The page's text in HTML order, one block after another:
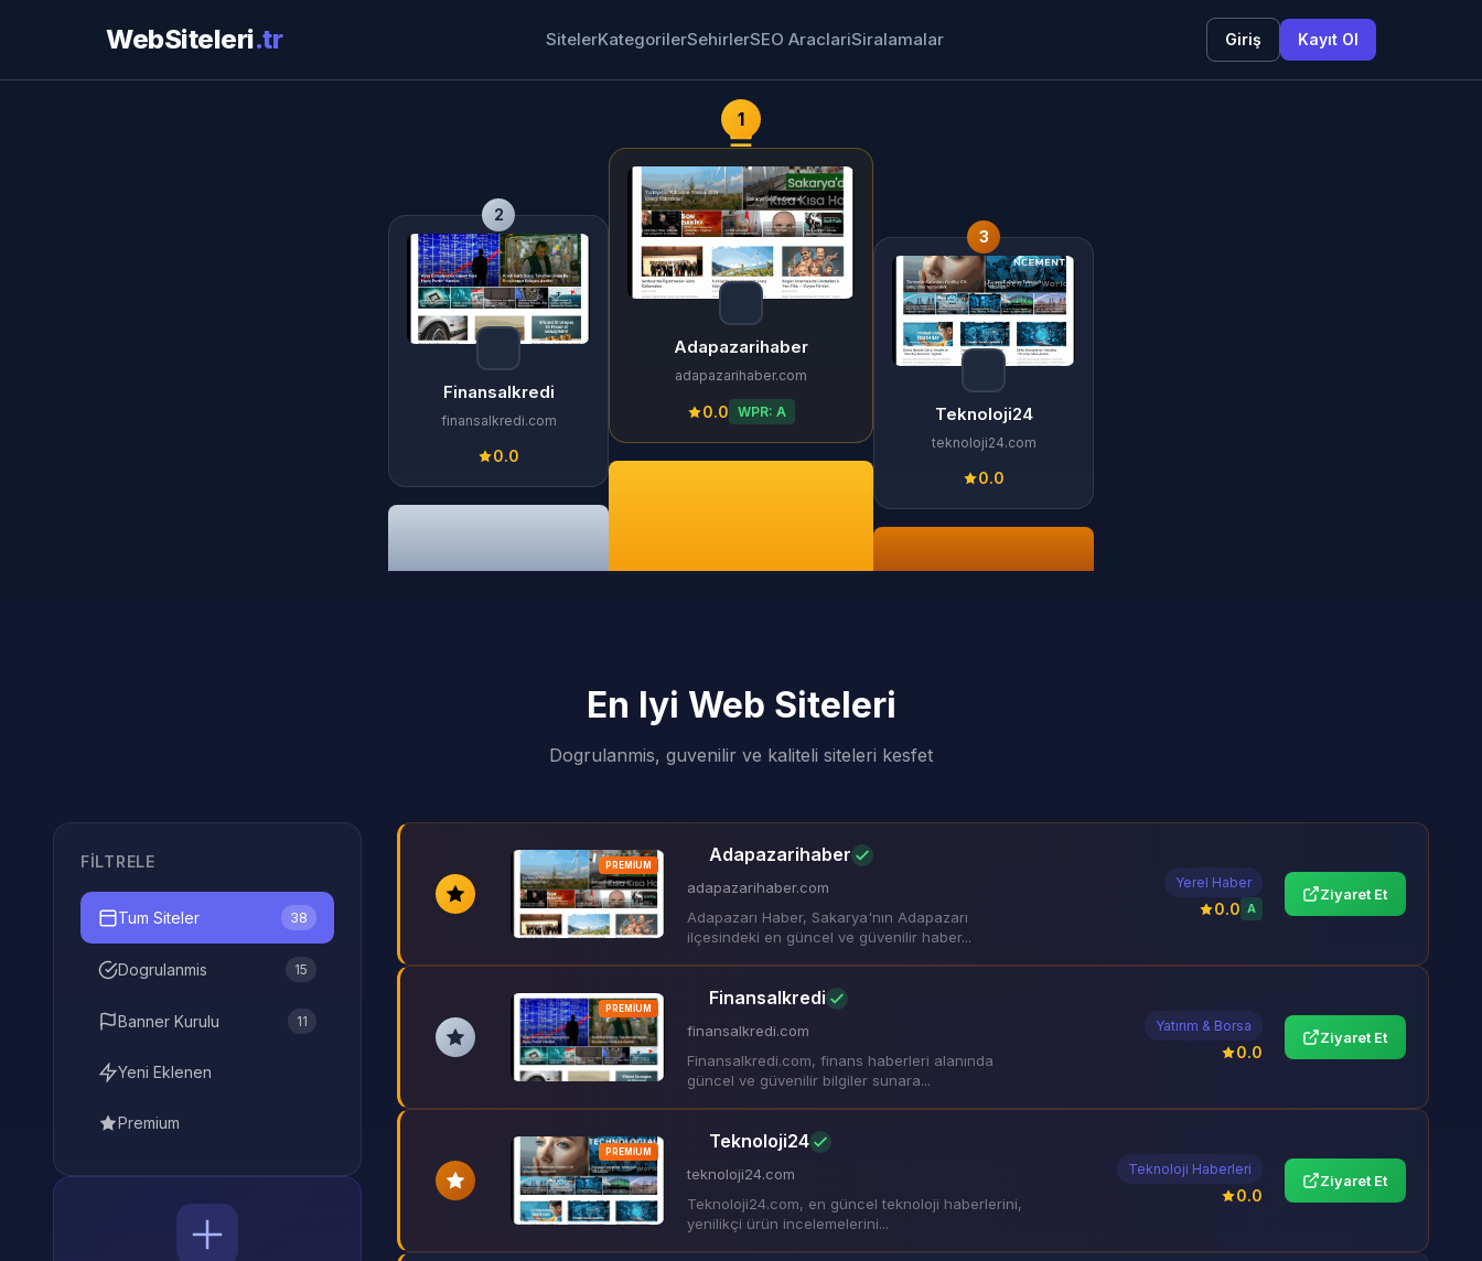
WebSiteleri.tr SitelerKategorilerSehirlerSEO AraclariSiralamalar Giriş Kayıt Ol
2
Finansalkredi
finansalkredi.com
0.0
1
Adapazarihaber
adapazarihaber.com
0.0 WPR: A
3
Teknoloji24
teknoloji24.com
0.0
En Iyi Web Siteleri
Dogrulanmis, guvenilir ve kaliteli siteleri kesfet
FILTRELE
Tum Siteler 38
Dogrulanmis 15
Banner Kurulu 11
Yeni Eklenen
Premium
PREMIUM Adapazarihaber
adapazarihaber.com
Adapazarı Haber, Sakarya'nın Adapazarı
ilçesindeki en güncel ve güvenilir haber...
Yerel Haber
0.0 A
Ziyaret Et
PREMIUM Finansalkredi
finansalkredi.com
Finansalkredi.com, finans haberleri alanında
güncel ve güvenilir bilgiler sunara...
Yatırım & Borsa
0.0
Ziyaret Et
PREMIUM Teknoloji24
teknoloji24.com
Teknoloji24.com, en güncel teknoloji haberlerini,
yenilikçi ürün incelemelerini...
Teknoloji Haberleri
0.0
Ziyaret Et